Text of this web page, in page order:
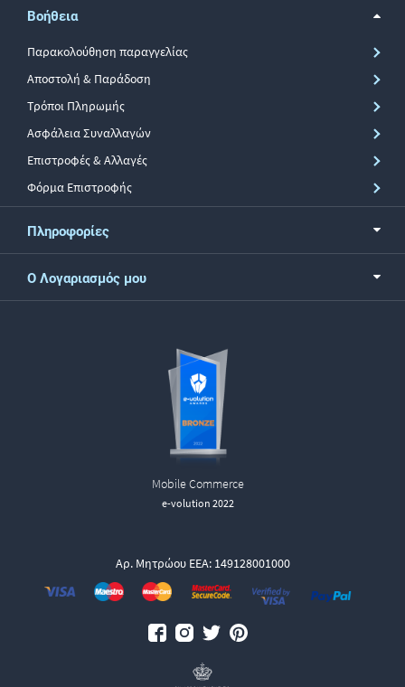
Βοήθεια
Παρακολούθηση παραγγελίας
Αποστολή & Παράδοση
Τρόποι Πληρωμής
Ασφάλεια Συναλλαγών
Επιστροφές & Αλλαγές
Φόρμα Επιστροφής
Πληροφορίες
Ο Λογαριασμός μου
Mobile Commerce
e-volution 2022
Αρ. Μητρώου ΕΕΑ: 149128001000